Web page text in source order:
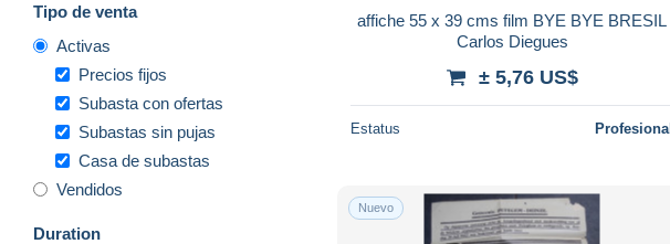
Tipo de venta
Activas
Precios fijos
Subasta con ofertas
Subastas sin pujas
Casa de subastas
Vendidos
Duration
affiche 55 x 39 cms film BYE BYE BRESIL
Carlos Diegues
± 5,76 US$
Estatus Profesional
Nuevo